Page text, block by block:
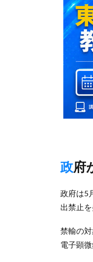
政
政府は5
出禁止
禁輸の
電子顕